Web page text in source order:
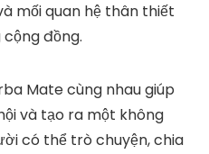
mối quan hệ thân thiết
đồng.
Mate cùng nhau giúp
và tạo ra một không
có thể trò chuyện, chia